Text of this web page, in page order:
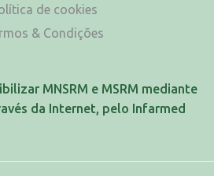
de cookies
& Condições
MNSRM e MSRM mediante
da Internet, pelo Infarmed